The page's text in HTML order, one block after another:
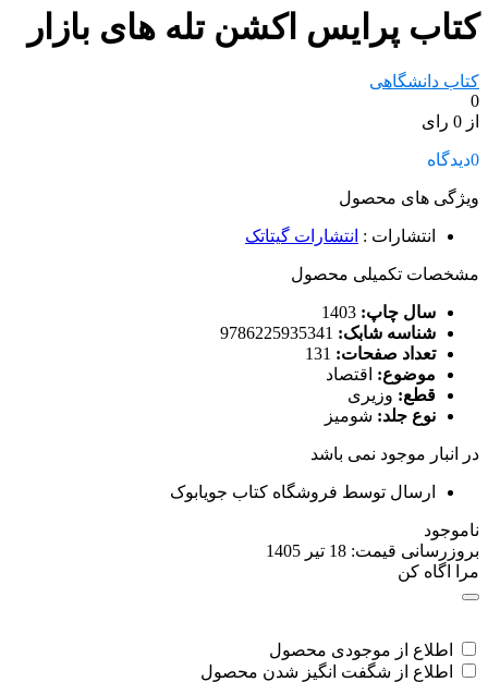
کتاب پرایس اکشن تله های بازار
کتاب دانشگاهی
0
از 0 رای
0دیدگاه
ویژگی های محصول
انتشارات : انتشارات گیتاتک
مشخصات تکمیلی محصول
سال چاپ:
شناسه شابک:
تعداد صفحات:
موضوع: اقتصاد
قطع: وزیری
نوع جلد: شومیز
در انبار موجود نمی باشد
ارسال توسط فروشگاه کتاب جویابوک
ناموجود
بروزرسانی قیمت: 18 تیر 1405
مرا اگاه کن
اطلاع از موجودی محصول
اطلاع از شگفت انگیز شدن محصول